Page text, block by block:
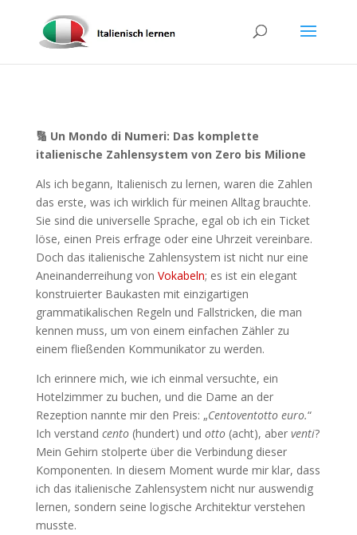
🔢 Un Mondo di Numeri: Das komplette
italienische Zahlensystem von Zero bis Milione
Als ich begann, Italienisch zu lernen, waren die Zahlen
das erste, was ich wirklich für meinen Alltag brauchte.
Sie sind die universelle Sprache, egal ob ich ein Ticket
löse, einen Preis erfrage oder eine Uhrzeit vereinbare.
Doch das italienische Zahlensystem ist nicht nur eine
Aneinanderreihung von Vokabeln; es ist ein elegant
konstruierter Baukasten mit einzigartigen
grammatikalischen Regeln und Fallstricken, die man
kennen muss, um von einem einfachen Zähler zu
einem fließenden Kommunikator zu werden.
Ich erinnere mich, wie ich einmal versuchte, ein
Hotelzimmer zu buchen, und die Dame an der
Rezeption nannte mir den Preis: „Centoventotto euro.“
Ich verstand cento(hundert) und otto(acht), aber venti?
Mein Gehirn stolperte über die Verbindung dieser
Komponenten. In diesem Moment wurde mir klar, dass
ich das italienische Zahlensystem nicht nur auswendig
lernen, sondern seine logische Architektur verstehen
musste.